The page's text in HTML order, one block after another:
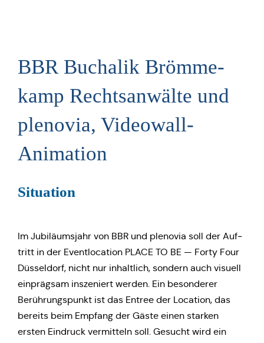
BBR Buch­a­lik Bröm­me­
kamp Rechts­an­wäl­te und
ple­no­via, Videowall-
Animation
Situa­ti­on
Im Jubi­lä­ums­jahr von BBR und ple­no­via soll der Auf­
tritt in der Event­lo­ca­ti­on PLACE TO BE — Forty Four
Düs­sel­dorf, nicht nur inhalt­lich, sondern auch visuell
ein­präg­sam insze­niert werden. Ein beson­de­rer
Berüh­rungs­punkt ist das Entree der Loca­ti­on, das
bereits beim Empfang der Gäste einen starken
ersten Ein­druck ver­mit­teln soll. Gesucht wird ein